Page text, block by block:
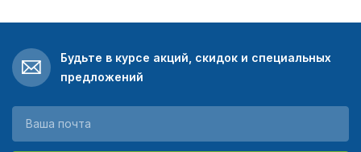
Будьте в курсе акций, скидок и специальных
предложений